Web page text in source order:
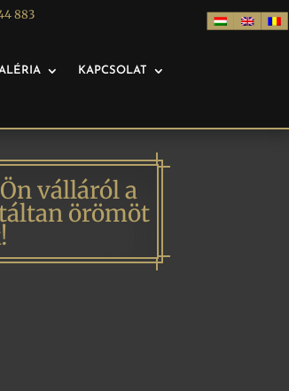
883
KAPCSOLAT
válláról a
örömöt